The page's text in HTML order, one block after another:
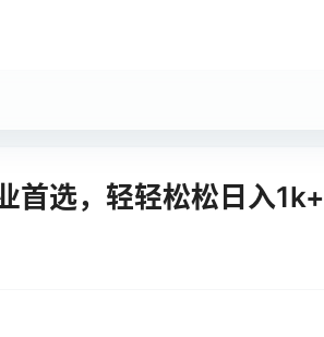
首选，轻轻松松日入1k+